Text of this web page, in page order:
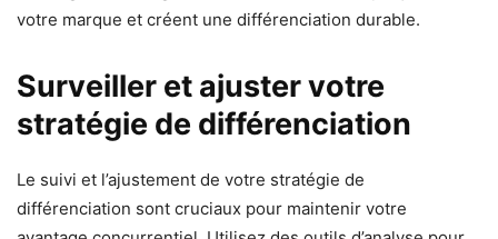
votre marque et créent une différenciation durable.
Surveiller et ajuster votre
stratégie de différenciation
Le suivi et l’ajustement de votre stratégie de
différenciation sont cruciaux pour maintenir votre